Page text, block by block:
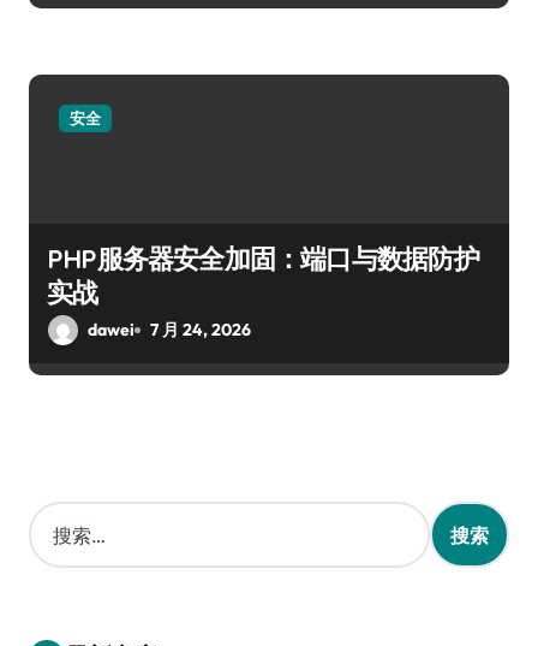
安全
PHP服务器安全加固：端口与数据防护
实战
dawei 7 月 24, 2026
搜
索
：